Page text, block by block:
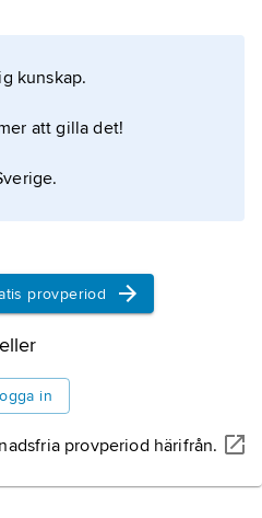
kunskap.
att gilla det!
provperiod
eller
in
provperiod härifrån.